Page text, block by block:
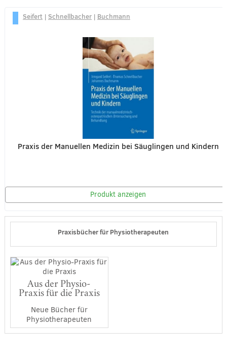
Seifert| Schnellbacher| Buchmann
Praxis der Manuellen Medizin bei Säuglingen und Kindern
Produkt anzeigen
Praxisbücher für Physiotherapeuten
Aus der Physio-
Praxis für die Praxis
Neue Bücher für
Physiotherapeuten